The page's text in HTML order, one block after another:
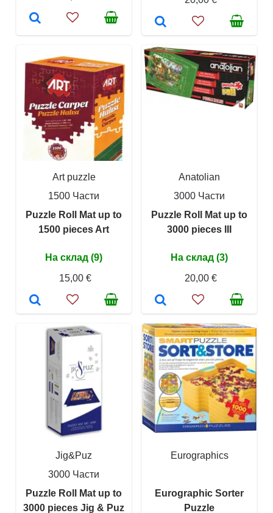
Art puzzle
1500 Части
Puzzle Roll Mat up to
1500 pieces Art
На склад (9)
15,00 €
Anatolian
3000 Части
Puzzle Roll Mat up to
3000 pieces III
На склад (3)
20,00 €
Jig&Puz
3000 Части
Puzzle Roll Mat up to
3000 pieces Jig & Puz
Eurographics
Eurographic Sorter
Puzzle